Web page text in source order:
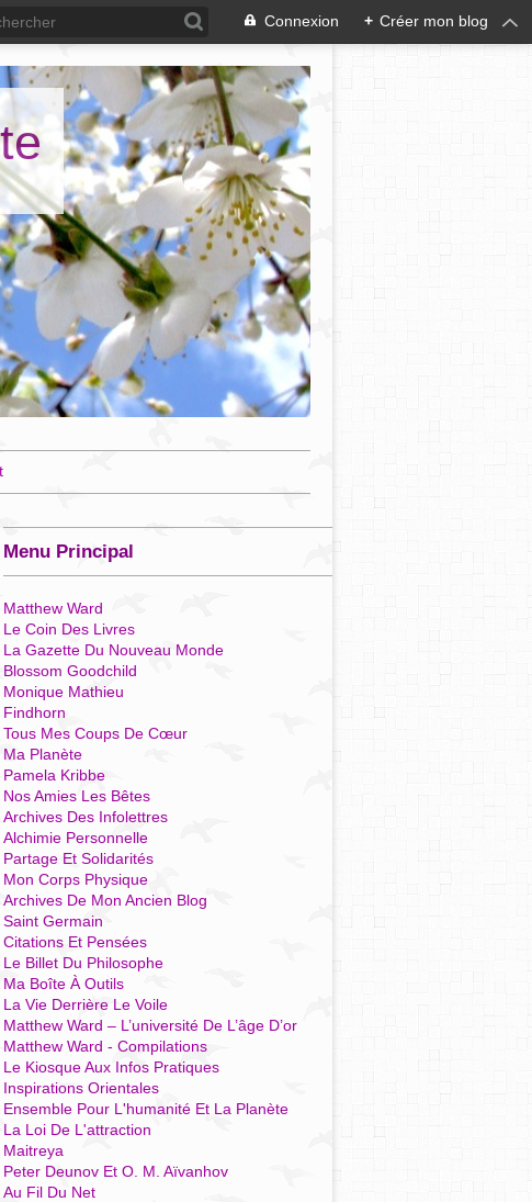
Connexion + Créer mon blog
Menu Principal
Matthew Ward
Le Coin Des Livres
La Gazette Du Nouveau Monde
Blossom Goodchild
Monique Mathieu
Findhorn
Tous Mes Coups De Cœur
Ma Planète
Pamela Kribbe
Nos Amies Les Bêtes
Archives Des Infolettres
Alchimie Personnelle
Partage Et Solidarités
Mon Corps Physique
Archives De Mon Ancien Blog
Saint Germain
Citations Et Pensées
Le Billet Du Philosophe
Ma Boîte À Outils
La Vie Derrière Le Voile
Matthew Ward – L’université De L’âge D’or
Matthew Ward - Compilations
Le Kiosque Aux Infos Pratiques
Inspirations Orientales
Ensemble Pour L'humanité Et La Planète
La Loi De L'attraction
Maitreya
Peter Deunov Et O. M. Aïvanhov
Au Fil Du Net